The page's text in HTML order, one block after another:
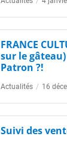
FRANCE
sur le gâteau)
Patron ?!
Actualités / 16
Suivi des